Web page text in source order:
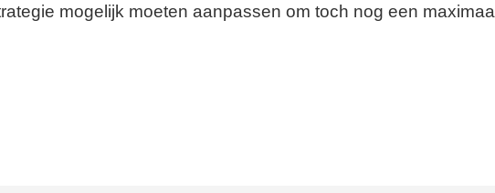
mogelijk moeten aanpassen om toch nog een maximaal